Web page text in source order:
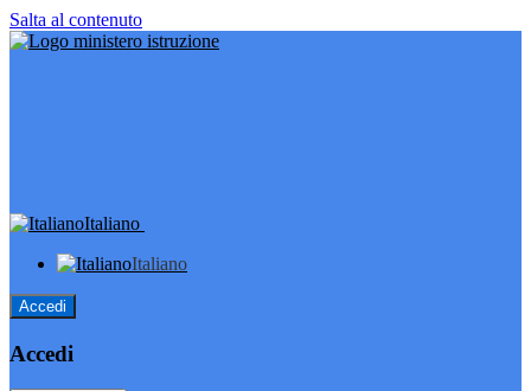
Salta al contenuto
Italiano
Italiano
Accedi
Accedi